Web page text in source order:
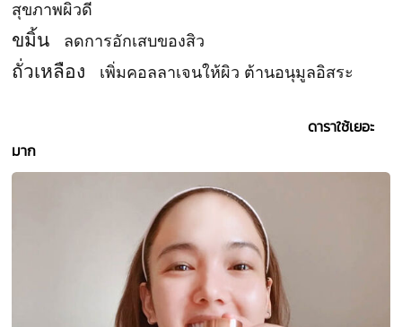
สุขภาพผิวดี
ขมิ้น ลดการอักเสบของสิว
ถั่วเหลือง เพิ่มคอลลาเจนให้ผิว ต้านอนุมูลอิสระ
ดาราใช้เยอะ
มาก